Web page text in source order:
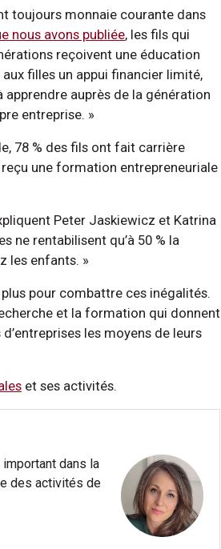
toujours monnaie courante dans
nous avons publiée, les fils qui
reçoivent une éducation
filles un appui financier limité,
auprès de la génération
entreprise. »
78 % des fils ont fait carrière
une formation entrepreneuriale
Peter Jaskiewicz et Katrina
ne rentabilisent qu’à 50 % la
les enfants. »
pour combattre ces inégalités.
et la formation qui donnent
les moyens de leurs
et ses activités.
important dans la
des activités de